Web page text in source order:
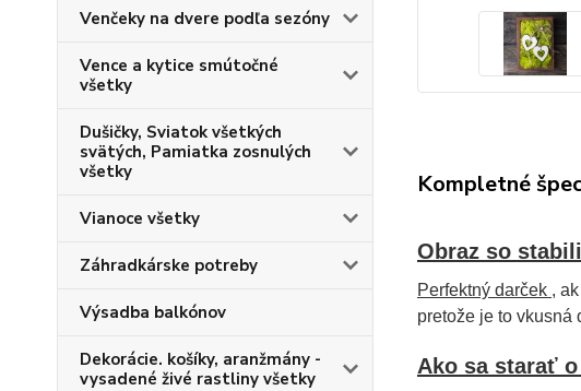
Venčeky na dvere podľa sezóny
Vence a kytice smútočné
všetky
Dušičky, Sviatok všetkých
svätých, Pamiatka zosnulých
všetky
Vianoce všetky
Záhradkárske potreby
Výsadba balkónov
Dekorácie. košíky, aranžmány -
vysadené živé rastliny všetky
Kompletné
Obraz so
Perfektný darček ,
pretože je to vkusná
Ako sa starať